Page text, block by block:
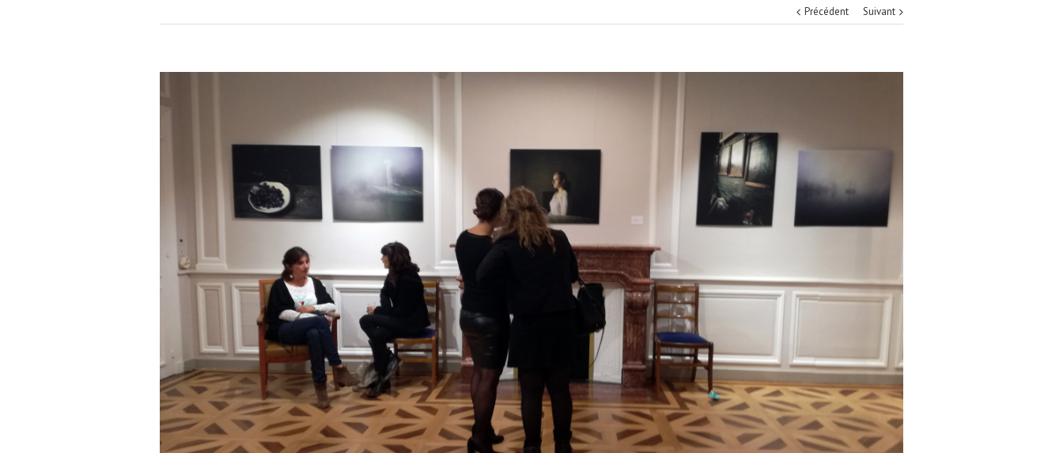
Précédent Suivant